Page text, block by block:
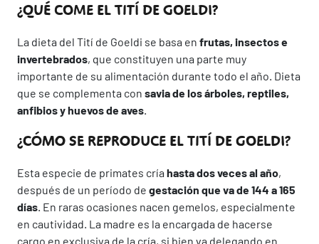
¿QUÉ COME EL TITÍ DE GOELDI?
La dieta del Tití de Goeldi se basa en frutas, insectos e
invertebrados, que constituyen una parte muy
importante de su alimentación durante todo el año. Dieta
que se complementa con savia de los árboles, reptiles,
anfibios y huevos de aves.
¿CÓMO SE REPRODUCE EL TITÍ DE GOELDI?
Esta especie de primates críahasta dos veces al año,
después de un período de gestación que va de 144 a 165
días. En raras ocasiones nacen gemelos, especialmente
en cautividad. La madre es la encargada de hacerse
cargo en exclusiva de la cría, si bien va delegando en